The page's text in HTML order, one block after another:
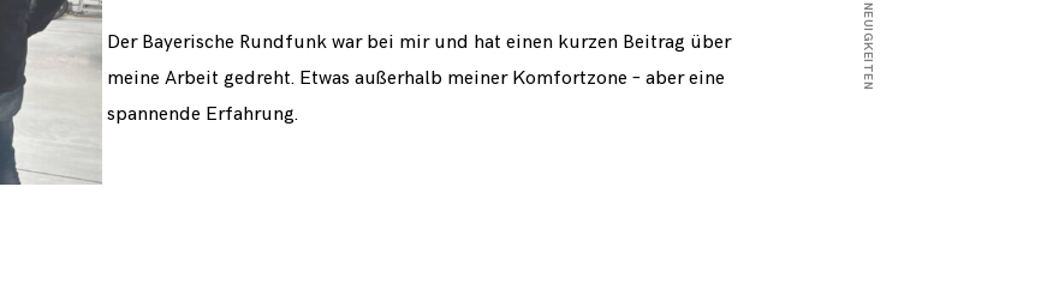
NEUIGKEITEN
Der Bayerische Rundfunk war bei mir und hat einen kurzen Beitrag über
meine Arbeit gedreht. Etwas außerhalb meiner Komfortzone – aber eine
spannende Erfahrung.